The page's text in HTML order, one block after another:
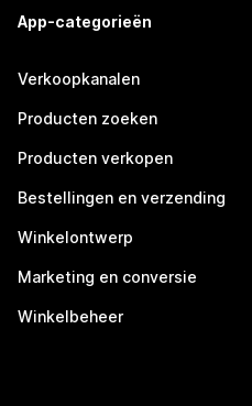
App-categorieën
Verkoopkanalen
Producten zoeken
Producten verkopen
Bestellingen en verzending
Winkelontwerp
Marketing en conversie
Winkelbeheer